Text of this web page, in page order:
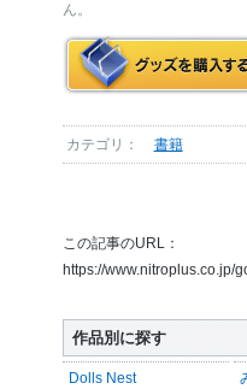
ん。
カテゴリ： 書籍
この記事のURL：
https://www.nitroplus.co.jp/
作品別に探す
Dolls Nest